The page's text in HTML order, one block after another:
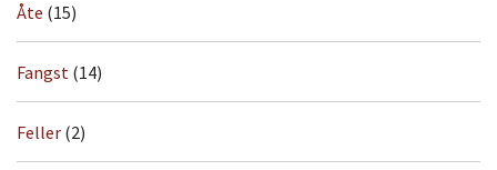
Åte (15)
Fangst (14)
Feller (2)